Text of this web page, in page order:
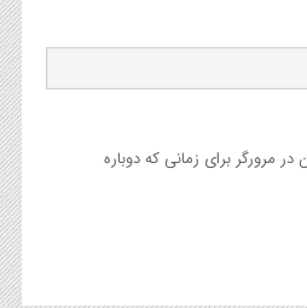
مرورگر برای زمانی که دوباره